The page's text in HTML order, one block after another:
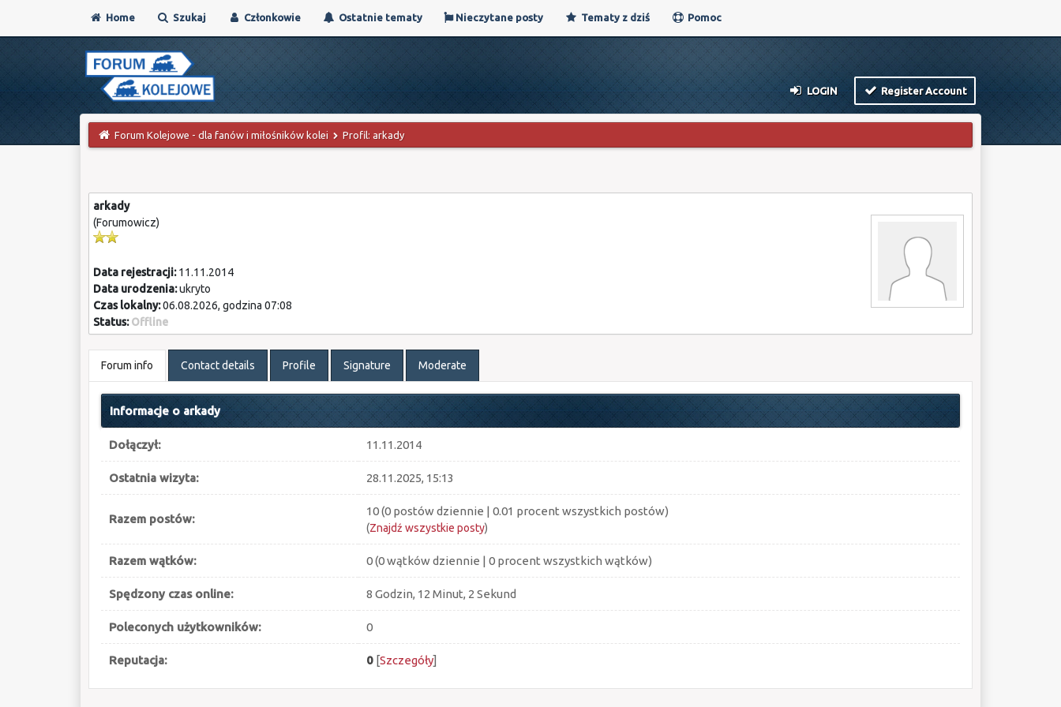
Home Szukaj Członkowie Ostatnie tematy Nieczytane posty Tematy z dziś Pomoc
LOGIN Register Account
Forum Kolejowe - dla fanów i miłośników kolei Profil: arkady
arkady
(Forumowicz)
Data rejestracji:11.11.2014
Data urodzenia:ukryto
Czas lokalny:06.08.2026, godzina 07:08
Status: Offline
Forum info Contact details Profile Signature Moderate
Informacje o arkady
Dołączył: 11.11.2014
Ostatnia wizyta: 28.11.2025, 15:13
Razem postów:
10 (0 postów dziennie | 0.01 procent wszystkich postów)
(Znajdź wszystkie posty)
Razem wątków: 0 (0 wątków dziennie | 0 procent wszystkich wątków)
Spędzony czas online: 8 Godzin, 12 Minut, 2 Sekund
Poleconych użytkowników: 0
Reputacja: 0[Szczegóły]